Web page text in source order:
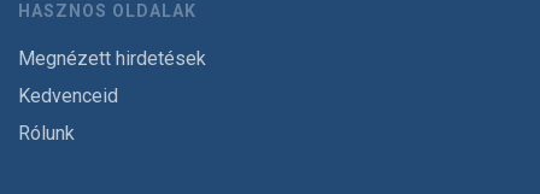
HASZNOS OLDALAK
Megnézett hirdetések
Kedvenceid
Rólunk